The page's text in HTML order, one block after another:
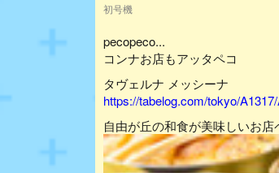
初号機
pecopeco...
コンナお店もアッタペコ
タヴェルナ メッシーナ
https://tabelog.com/tokyo/
自由が丘の和食が美味しいお店